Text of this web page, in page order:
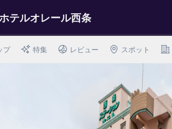
テルオレール西条
プ 特集 レビュー スポット